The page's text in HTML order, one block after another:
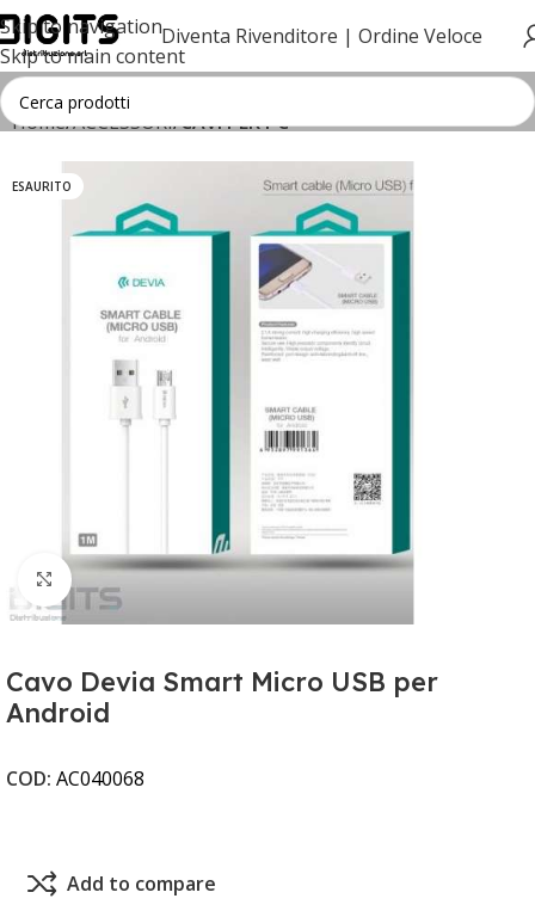
Skip to navigation
Skip to main content
Diventa Rivenditore | Ordine Veloce
Home ACCESSORI CAVI PER PC
ESAURITO
Clicca per ingrandire
Cavo Devia Smart Micro USB per
Android
COD: AC040068
Add to compare